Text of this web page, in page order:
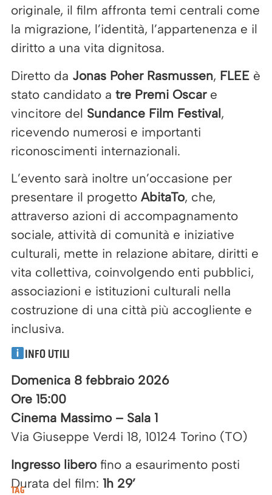
originale, il film affronta temi centrali come
la migrazione, l’identità, l’appartenenza e il
diritto a una vita dignitosa.
Diretto da Jonas Poher Rasmussen, FLEEè
stato candidato a tre Premi Oscare
vincitore del Sundance Film Festival,
ricevendo numerosi e importanti
riconoscimenti internazionali.
L’evento sarà inoltre un’occasione per
presentare il progetto AbitaTo, che,
attraverso azioni di accompagnamento
sociale, attività di comunità e iniziative
culturali, mette in relazione abitare, diritti e
vita collettiva, coinvolgendo enti pubblici,
associazioni e istituzioni culturali nella
costruzione di una città più accogliente e
inclusiva.
INFO UTILI
Domenica 8 febbraio 2026
Ore 15:00
Cinema Massimo – Sala 1
Via Giuseppe Verdi 18, 10124 Torino (TO)
Ingresso liberofino a esaurimento posti
Durata del film: 1h 29’
TAG